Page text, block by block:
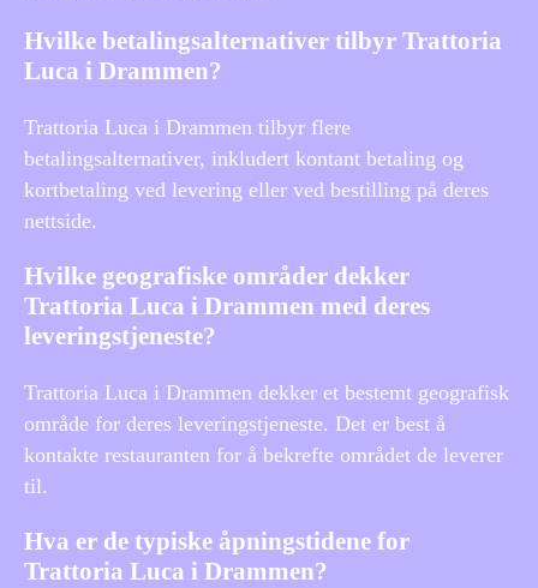
Hvilke betalingsalternativer tilbyr Trattoria
Luca i Drammen?
Trattoria Luca i Drammen tilbyr flere
betalingsalternativer, inkludert kontant betaling og
kortbetaling ved levering eller ved bestilling på deres
nettside.
Hvilke geografiske områder dekker
Trattoria Luca i Drammen med deres
leveringstjeneste?
Trattoria Luca i Drammen dekker et bestemt geografisk
område for deres leveringstjeneste. Det er best å
kontakte restauranten for å bekrefte området de leverer
til.
Hva er de typiske åpningstidene for
Trattoria Luca i Drammen?